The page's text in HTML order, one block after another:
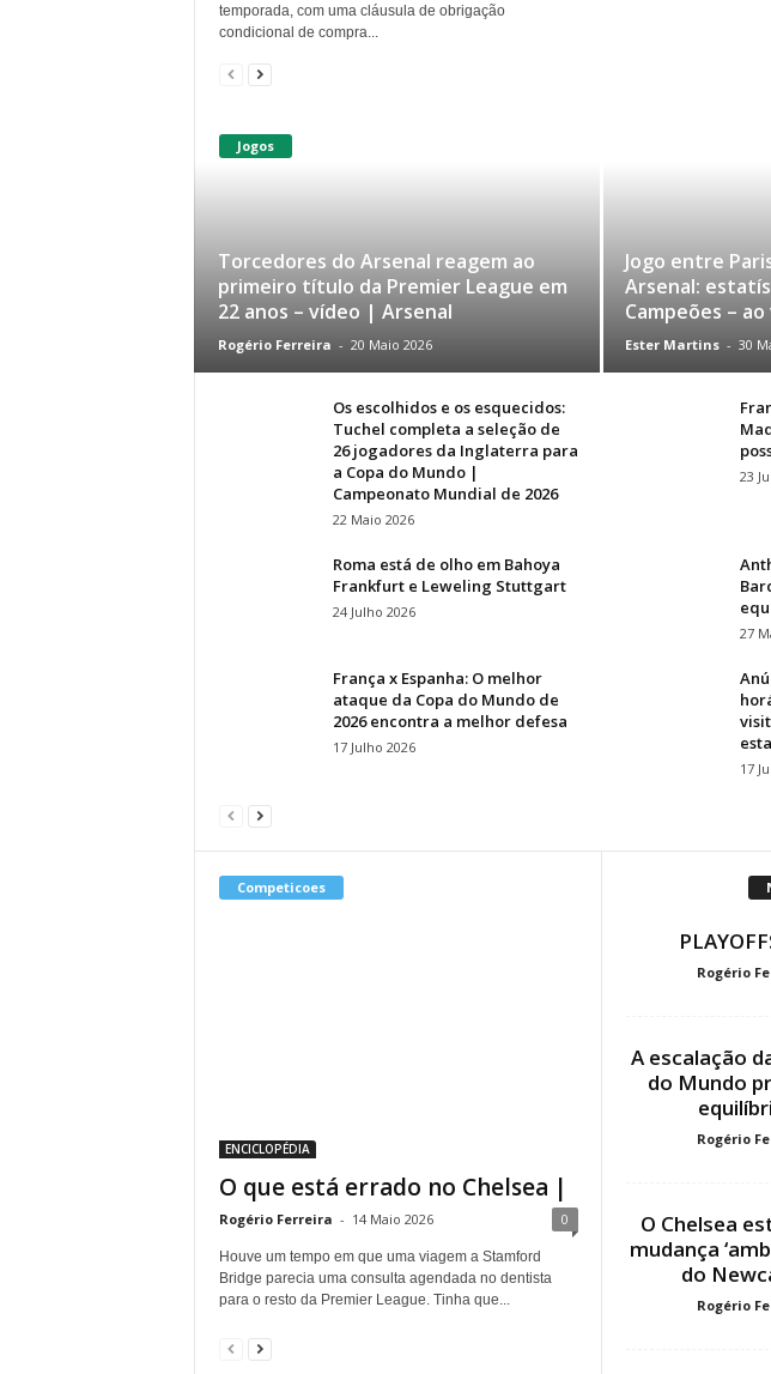
temporada, com uma cláusula de obrigação
condicional de compra...
Jogos
Torcedores do Arsenal reagem ao
primeiro título da Premier League em
22 anos – vídeo | Arsenal
Rogério Ferreira - 20 Maio 2026
Jogo entre
Arsenal:
Campeões –
Ester Martins - 30
Os escolhidos e os esquecidos:
Tuchel completa a seleção de
26 jogadores da Inglaterra para
a Copa do Mundo |
Campeonato Mundial de 2026
22 Maio 2026
23
Roma está de olho em Bahoya
Frankfurt e Leweling Stuttgart
24 Julho 2026
27
França x Espanha: O melhor
ataque da Copa do Mundo de
2026 encontra a melhor defesa
17 Julho 2026
17
Competicoes
ENCICLOPÉDIA
O que está errado no Chelsea |
Rogério Ferreira - 14 Maio 2026 0
Houve um tempo em que uma viagem a Stamford
Bridge parecia uma consulta agendada no dentista
para o resto da Premier League. Tinha que...
Rogério
A escalação
do Mundo
Rogério
O Chelsea
mudança
do
Rogério